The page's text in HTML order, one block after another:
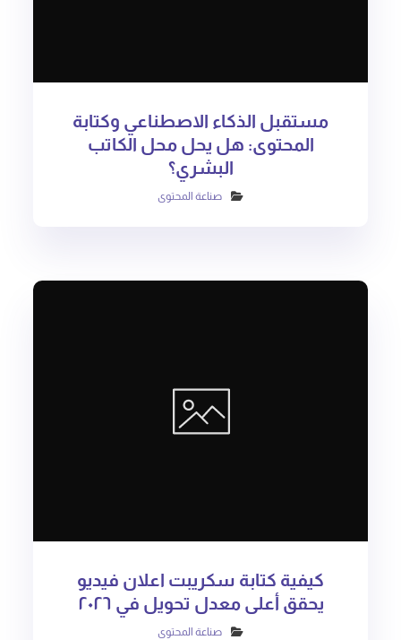
مستقبل الذكاء الاصطناعي وكتابة
المحتوى: هل يحل محل الكاتب
البشري؟
صناعة المحتوى
كيفية كتابة سكريبت اعلان فيديو
يحقق أعلى معدل تحويل في ٢٠٢٦
صناعة المحتوى